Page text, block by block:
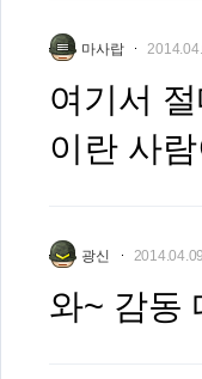
마사랍
여기서
이란 사
광신
와~ 감동